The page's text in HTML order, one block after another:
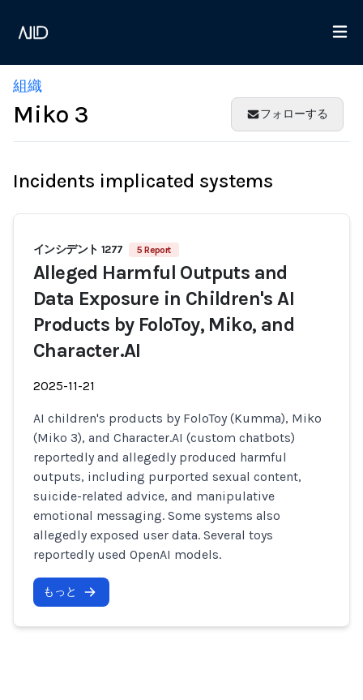
組織
Miko 3 フォローする
Incidents implicated systems
インシデント 1277 5 Report
Alleged Harmful Outputs and
Data Exposure in Children's AI
Products by FoloToy, Miko, and
Character.AI
2025-11-21
AI children's products by FoloToy (Kumma), Miko
(Miko 3), and Character.AI (custom chatbots)
reportedly and allegedly produced harmful
outputs, including purported sexual content,
suicide-related advice, and manipulative
emotional messaging. Some systems also
allegedly exposed user data. Several toys
reportedly used OpenAI models.
もっと